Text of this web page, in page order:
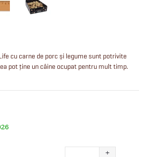
cu carne de porc și legume sunt potrivite
pot ține un câine ocupat pentru mult timp.